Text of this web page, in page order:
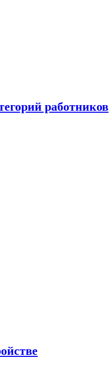
работников